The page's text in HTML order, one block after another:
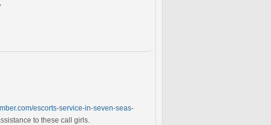
escorts-service-in-seven-seas-
to these call girls.